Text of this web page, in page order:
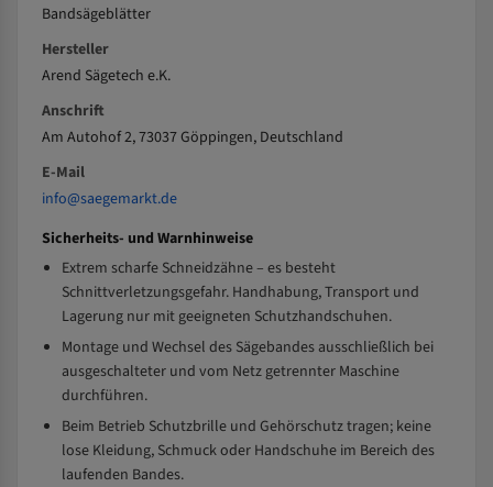
Bandsägeblätter
Hersteller
Arend Sägetech e.K.
Anschrift
Am Autohof 2, 73037 Göppingen, Deutschland
E-Mail
info@saegemarkt.de
Sicherheits- und Warnhinweise
Extrem scharfe Schneidzähne – es besteht
Schnittverletzungsgefahr. Handhabung, Transport und
Lagerung nur mit geeigneten Schutzhandschuhen.
Montage und Wechsel des Sägebandes ausschließlich bei
ausgeschalteter und vom Netz getrennter Maschine
durchführen.
Beim Betrieb Schutzbrille und Gehörschutz tragen; keine
lose Kleidung, Schmuck oder Handschuhe im Bereich des
laufenden Bandes.